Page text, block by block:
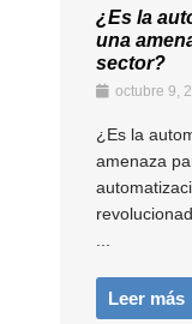
¿Es la
una
sector?
octubre 9,
¿Es la
amenaza
...
Leer más